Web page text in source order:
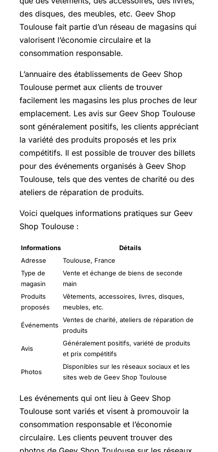
des disques, des meubles, etc. Geev Shop
Toulouse fait partie d’un réseau de magasins qui
valorisent l’économie circulaire et la
consommation responsable.
L’annuaire des établissements de Geev Shop
Toulouse permet aux clients de trouver
facilement les magasins les plus proches de leur
emplacement. Les avis sur Geev Shop Toulouse
sont généralement positifs, les clients appréciant
la variété des produits proposés et les prix
compétitifs. Il est possible de trouver des billets
pour des événements organisés à Geev Shop
Toulouse, tels que des ventes de charité ou des
ateliers de réparation de produits.
Voici quelques informations pratiques sur Geev
Shop Toulouse :
Informations
Détails
Adresse
Toulouse, France
Type de
magasin
Vente et échange de biens de seconde
main
Produits
proposés
Vêtements, accessoires, livres, disques,
meubles, etc.
Événements
Ventes de charité, ateliers de réparation de
produits
Avis
Généralement positifs, variété de produits
et prix compétitifs
Photos
Disponibles sur les réseaux sociaux et les
sites web de Geev Shop Toulouse
Les événements qui ont lieu à Geev Shop
Toulouse sont variés et visent à promouvoir la
consommation responsable et l’économie
circulaire. Les clients peuvent trouver des